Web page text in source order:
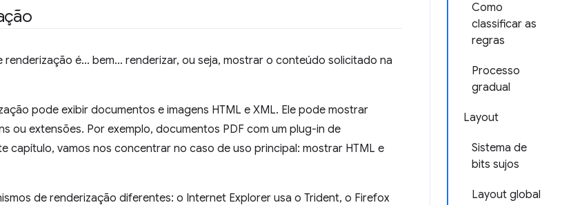
Como
classificar as
regras
Processo
gradual
Layout
Sistema de
bits sujos
Layout global
renderização é… bem… renderizar, ou seja, mostrar o conteúdo solicitado na
pode exibir documentos e imagens HTML e XML. Ele pode mostrar
ou extensões. Por exemplo, documentos PDF com um plug-in de
capítulo, vamos nos concentrar no caso de uso principal: mostrar HTML e
de renderização diferentes: o Internet Explorer usa o Trident, o Firefox